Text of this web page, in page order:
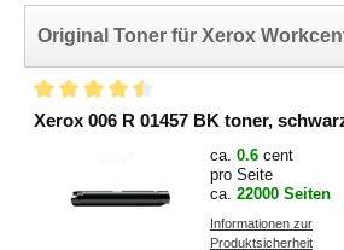
Original Toner für Xerox
Xerox 006 R 01457 BK toner,
ca. 0.6 cent
pro Seite
ca. 22000 Seiten
Informationen zur
Produktsicherheit